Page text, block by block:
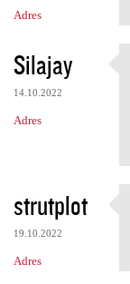
Adres
Silajay
14.10.2022
Adres
strutplot
19.10.2022
Adres
I